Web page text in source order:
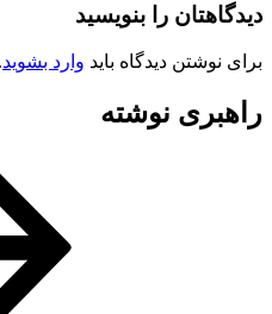
را بنویسید
نوشتن دیدگاه بایدوارد بشوید.
نوشته